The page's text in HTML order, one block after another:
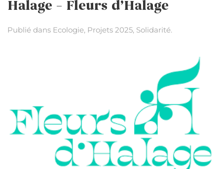
Halage – Fleurs d’Halage
Publié dans Ecologie, Projets 2025, Solidarité.